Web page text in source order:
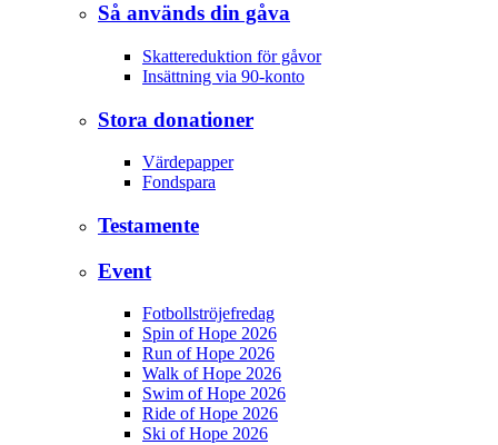
Så används din gåva
Skattereduktion för gåvor
Insättning via 90-konto
Stora donationer
Värdepapper
Fondspara
Testamente
Event
Fotbollströjefredag
Spin of Hope 2026
Run of Hope 2026
Walk of Hope 2026
Swim of Hope 2026
Ride of Hope 2026
Ski of Hope 2026